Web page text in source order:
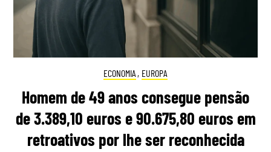
ECONOMIA , EUROPA
Homem de 49 anos consegue pensão
de 3.389,10 euros e 90.675,80 euros em
retroativos por lhe ser reconhecida